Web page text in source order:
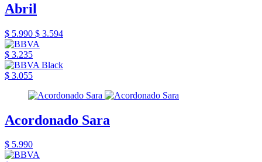
Abril
$ 5.990 $ 3.594
$ 3.235
$ 3.055
Acordonado Sara
$ 5.990